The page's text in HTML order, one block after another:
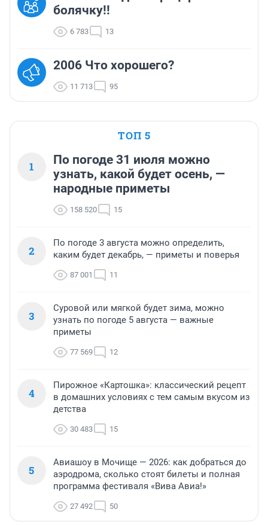
болячку!!
6 783 13
2006 Что хорошего?
11 713 95
ТОП 5
1
По погоде 31 июля можно
узнать, какой будет осень, —
народные приметы
158 520 15
2
По погоде 3 августа можно определить,
каким будет декабрь, — приметы и поверья
87 001 11
3
Суровой или мягкой будет зима, можно
узнать по погоде 5 августа — важные
приметы
77 569 12
4
Пирожное «Картошка»: классический рецепт
в домашних условиях с тем самым вкусом из
детства
30 483 15
5
Авиашоу в Мочище — 2026: как добраться до
аэродрома, сколько стоят билеты и полная
программа фестиваля «Вива Авиа!»
27 492 50